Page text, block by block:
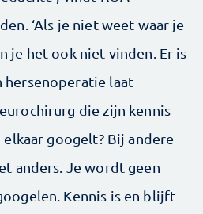
‘Als je niet weet waar je
je het ook niet vinden. Er is
hersenoperatie laat
die zijn kennis
googelt? Bij andere
anders. Je wordt geen
Kennis is en blijft